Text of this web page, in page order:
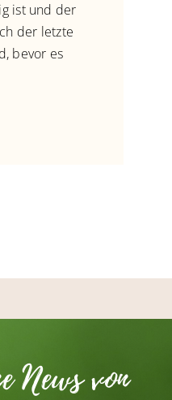
ist und der
der letzte
bevor es
News von